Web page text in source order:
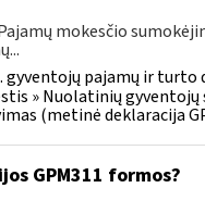
mokesčio
gyventojų pajamų ir
» Nuolatinių
(metinė deklaracija
GPM311 formos?